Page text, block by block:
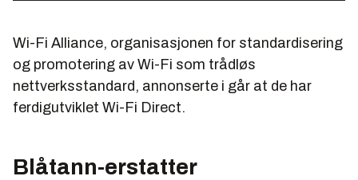
Wi-Fi Alliance, organisasjonen for standardisering
og promotering av Wi-Fi som trådløs
nettverksstandard, annonserte i går at de har
ferdigutviklet Wi-Fi Direct.
Blåtann-erstatter